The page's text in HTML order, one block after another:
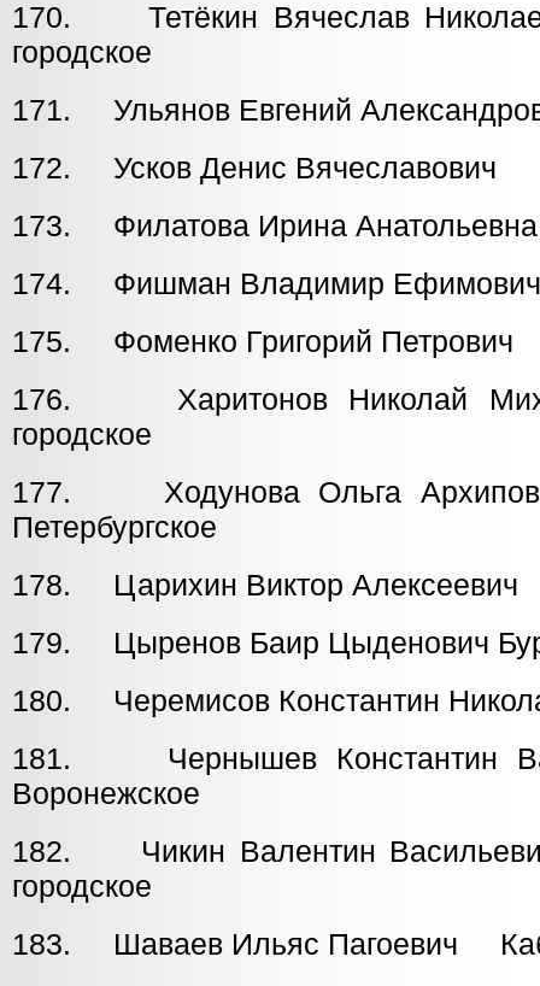
170. Тетёкин Вячеслав
городское
171. Ульянов Евгений
172. Усков Денис
173. Филатова Ирина
174. Фишман Владимир
175. Фоменко Григорий
176. Харитонов Николай
городское
177. Ходунова Ольга
Петербургское
178. Царихин Виктор
179. Цыренов Баир Цыденович
180. Черемисов Константин
181. Чернышев
Воронежское
182. Чикин Валентин
городское
183. Шаваев Ильяс Пагоевич